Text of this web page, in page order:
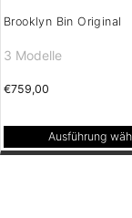
Varianten
auf.
Optionen
Brooklyn Bin Original
3 Modelle
€759,00
Ausführung
Dieses